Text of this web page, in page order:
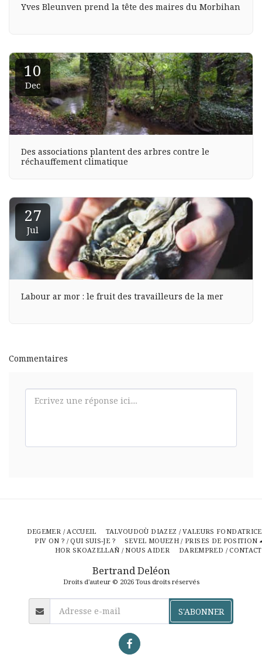
Yves Bleunven prend la tête des maires du Morbihan
10
Dec
Des associations plantent des arbres contre le
réchauffement climatique
27
Jul
Labour ar mor : le fruit des travailleurs de la mer
Commentaires
Bertrand Deléon
Droits d'auteur © 2026 Tous droits réservés
DEGEMER / ACCUEIL
TALVOUDOÙ DIAZEZ / VALEURS
PIV ON ? / QUI SUIS-JE ?
SEVEL MOUEZH / PRISES DE POSITION
HOR SKOAZELLAÑ / NOUS AIDER
DAREMPRED /
S'ABONNER